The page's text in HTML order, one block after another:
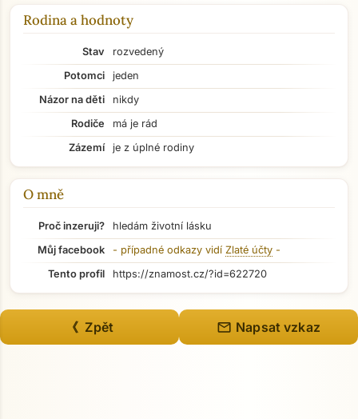
Přejít na hlavní obsah
Rodina a hodnoty
Stav
rozvedený
Potomci
jeden
Názor na děti
nikdy
Rodiče
má je rád
Zázemí
je z úplné rodiny
O mně
Proč inzeruji?
hledám životní lásku
Můj facebook
- případné odkazy vidí Zlaté účty -
Tento profil
https://znamost.cz/?id=622720
《 Zpět mail Napsat vzkaz